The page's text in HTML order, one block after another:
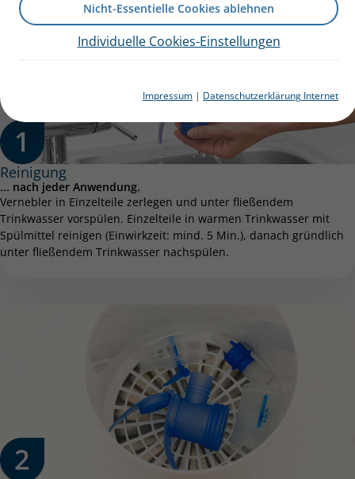
Nicht-Essentielle Cookies ablehnen
Individuelle Cookies-Einstellungen
Impressum | Datenschutzerklärung Internet
Reinigung
... nach jeder Anwendung.
Vernebler in Einzelteile zerlegen und unter fließendem
Trinkwasser vorspülen. Einzelteile in warmen Trinkwasser mit
Spülmittel reinigen (Einwirkzeit: mind. 5 Min.), danach gründlich
unter fließendem Trinkwasser nachspülen.